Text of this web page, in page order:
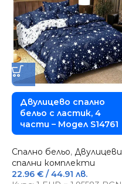
Двулицево спално
бельо с ластик, 4
части – Модел S14761
Спално бельо, Двулицеви
спални комплекти
22.96 € / 44.91 лв.